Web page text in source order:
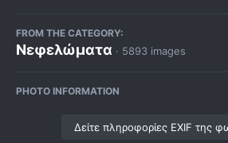
FROM THE CATEGORY:
Νεφελώματα · 5893 images
PHOTO INFORMATION
Δείτε πληροφορίες EXIF της